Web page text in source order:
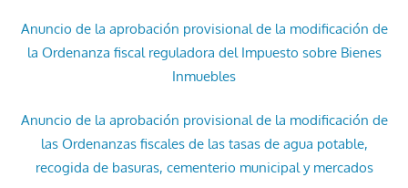
Anuncio de la aprobación provisional de la modificación de
la Ordenanza fiscal reguladora del Impuesto sobre Bienes
Inmuebles
Anuncio de la aprobación provisional de la modificación de
las Ordenanzas fiscales de las tasas de agua potable,
recogida de basuras, cementerio municipal y mercados